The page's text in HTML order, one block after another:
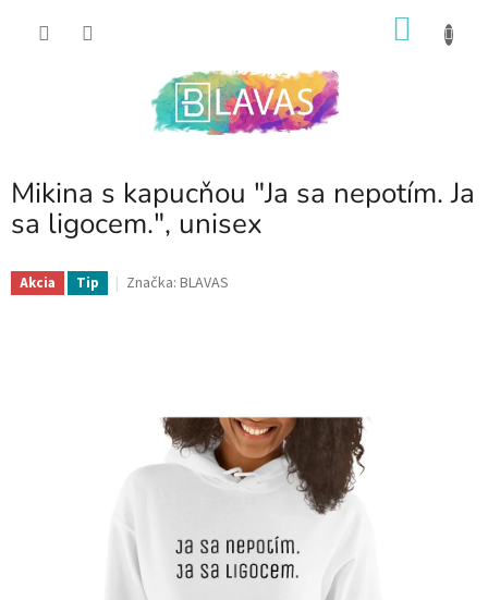
Mikina s kapucňou "Ja sa nepotím. Ja
sa ligocem.", unisex
Akcia Tip Značka: BLAVAS